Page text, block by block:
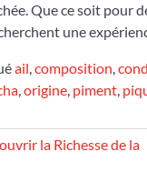
Que ce soit pour
une
ail,composition,
,origine, piment,
la Richesse de la